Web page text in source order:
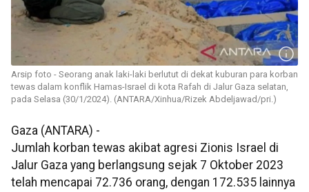
Arsip foto - Seorang anak laki-laki berlutut di dekat kuburan para korban
tewas dalam konflik Hamas-Israel di kota Rafah di Jalur Gaza selatan,
pada Selasa (30/1/2024). (ANTARA/Xinhua/Rizek Abdeljawad/pri.)
Gaza (ANTARA) -
Jumlah korban tewas akibat agresi Zionis Israel di
Jalur Gaza yang berlangsung sejak 7 Oktober 2023
telah mencapai 72.736 orang, dengan 172.535 lainnya